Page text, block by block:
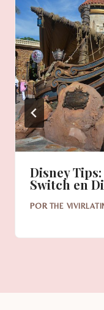
Disney
Switch en
POR THE